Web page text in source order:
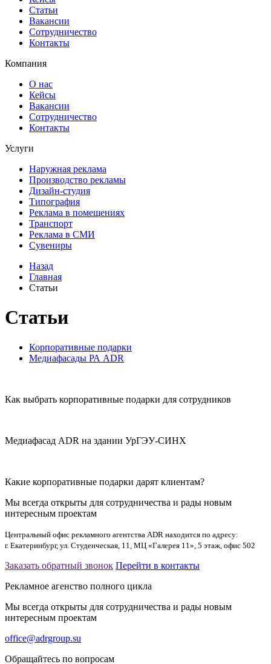
Статьи
Вакансии
Сотрудничество
Контакты
Компания
О нас
Кейсы
Вакансии
Сотрудничество
Контакты
Услуги
Наружная реклама
Производство рекламы
Дизайн-студия
Типография
Реклама в помещениях
Транспорт
Реклама в СМИ
Сувениры
Назад
Главная
Статьи
Статьи
Корпоративные подарки
Медиафасады РА ADR
Как выбрать корпоративные подарки для сотрудников
Медиафасад ADR на здании УрГЭУ-СИНХ
Какие корпоративные подарки дарят клиентам?
Мы всегда открыты для сотрудничества и рады новым
интересным проектам
Центральный офис рекламного агентства ADR находится по адресу:
г. Екатеринбург, ул. Студенческая, 11, МЦ «Галерея 11», 5 этаж, офис 502
Заказать обратный звонок Перейти в контакты
Рекламное агенство полного цикла
Мы всегда открыты для сотрудничества и рады новым
интересным проектам
office@adrgroup.su
Обращайтесь по вопросам